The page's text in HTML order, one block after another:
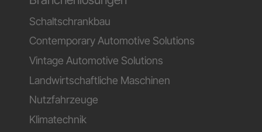
Schaltschrankbau
Contemporary Automotive Solutions
Vintage Automotive Solutions
Landwirtschaftliche Maschinen
Nutzfahrzeuge
Klimatechnik